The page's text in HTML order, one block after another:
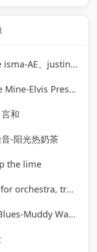
、justin michael、Novi
Elvis Presley
和
音-阳光热奶茶
the lime
transcribed by Liadov
Muddy Waters